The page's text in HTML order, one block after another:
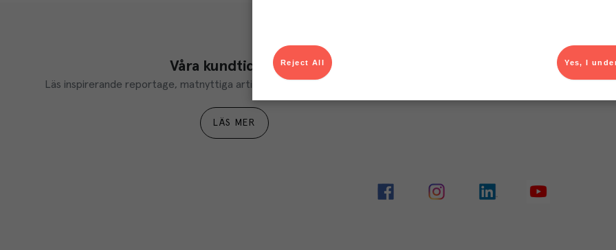
Våra kundtidningar
Läs inspirerande reportage, matnyttiga artiklar och ta del av aktuella kampanjer.
LÄS MER
Du som är Menigo-
Yes, I
Reject All